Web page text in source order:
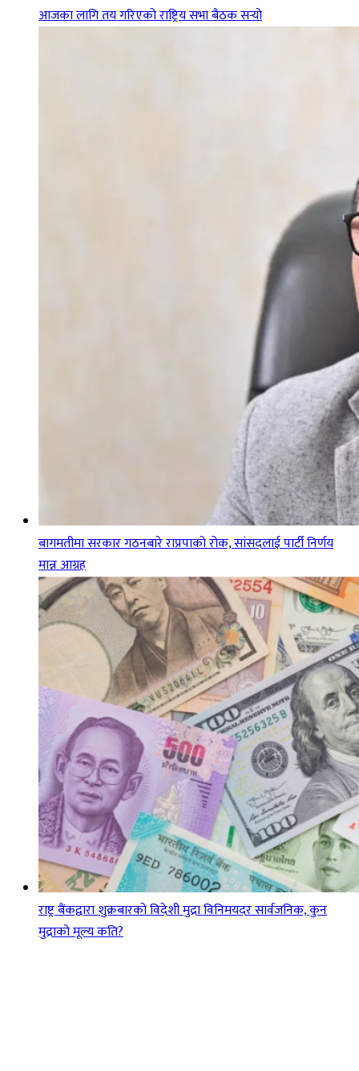
आजका लागि तय गरिएको राष्ट्रिय सभा बैठक सर्‍यो
बागमतीमा सरकार गठनबारे राप्रपाको रोक, सांसदलाई पार्टी निर्णय
मान्न आग्रह
राष्ट्र बैंकद्वारा शुक्रबारको विदेशी मुद्रा विनिमयदर सार्वजनिक, कुन
मुद्राको मूल्य कति?